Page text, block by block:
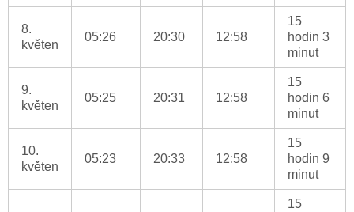
8.
květen
05:26 20:30 12:58
15
hodin 3
minut
9.
květen
05:25 20:31 12:58
15
hodin 6
minut
10.
květen
05:23 20:33 12:58
15
hodin 9
minut
15